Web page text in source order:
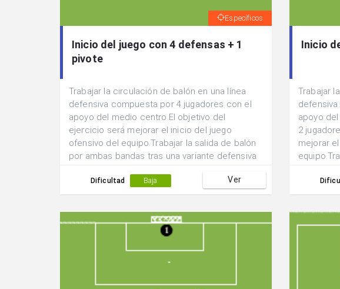
Específicos
Inicio del juego con 4 defensas + 1
pivote
Trabajar la circulación de balón en una línea
defensiva compuesta por 4 jugadores con el
apoyo del medio centro.El objetivo del
ejercicio será mejorar el inicio del juego
ofensivo del equipo.Trabajar la salida de balón
por ambas bandas tras una variante defensiva
Dificultad Baja Ver
Inicio
Trabajar
apoyo
2
mejorar
con